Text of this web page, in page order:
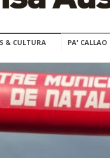
& CULTURA PA' CALLAO